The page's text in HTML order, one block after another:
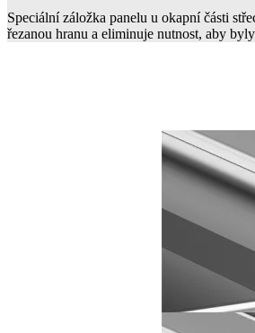
Speciální záložka panelu u okapní části
řezanou hranu a eliminuje nutnost, aby